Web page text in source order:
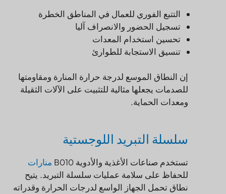
التتبع الفوري للعمال في المناطق الخطرة
تسجيل الحضور والانصراف آليا
تحسين استخدام المعدات
تنسيق الاستجابة للطوارئ
إن النطاق الموسع لدرجة حرارة المنارة ومقاومتها
للصدمات يجعلها مثالية للتثبيت على الآلات الثقيلة
ومعدات الحماية.
سلسلة التبريد اللوجستية
تستخدم صناعات الأغذية والأدوية B010
منارات
للحفاظ على سلامة عمليات سلسلة التبريد. يتيح
نطاق تحمل الجهاز الواسع لدرجات الحرارة وقدراته